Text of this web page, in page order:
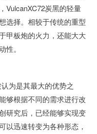
VulcanXC72炭黑的轻量
选择。相较于传统的重型
甲板炮的火力，还能大大
。
为是其最大的优势之
够根据不同的需求进行改
研究后，已经能够实现变
以迅速转变为各种形态，